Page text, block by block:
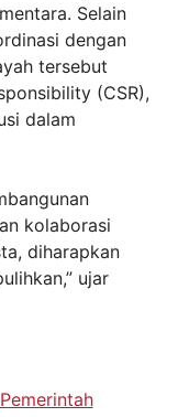
Selain
dengan
tersebut
(CSR),
dalam
kolaborasi
diharapkan
ujar